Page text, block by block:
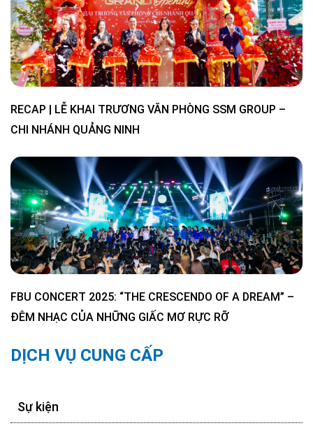
RECAP | LỄ KHAI TRƯƠNG VĂN PHÒNG SSM GROUP –
CHI NHÁNH QUẢNG NINH
FBU CONCERT 2025: “THE CRESCENDO OF A DREAM” –
ĐÊM NHẠC CỦA NHỮNG GIẤC MƠ RỰC RỠ
DỊCH VỤ CUNG CẤP
Sự kiện